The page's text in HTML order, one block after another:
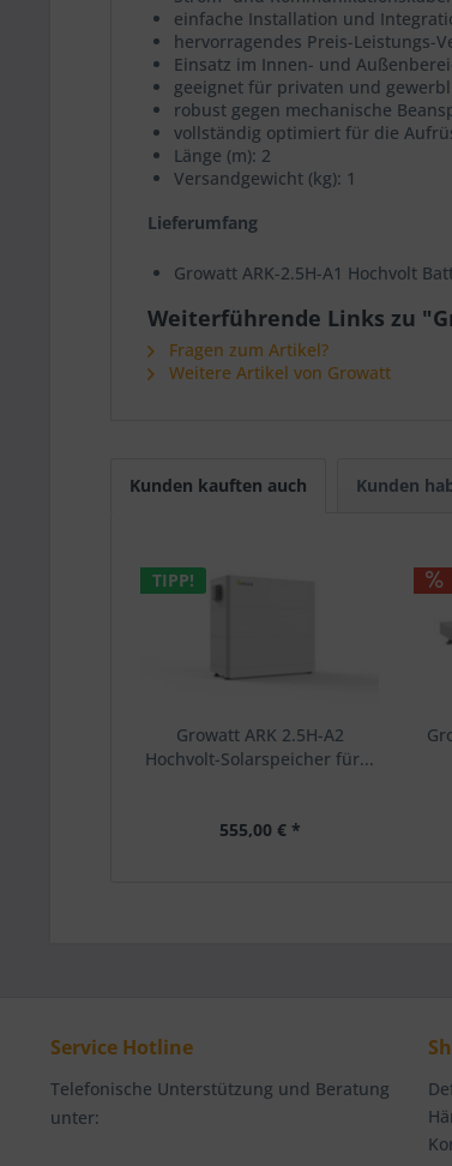
einfache Installation und
hervorragendes Preis-Leistungs-
Einsatz im Innen- und
geeignet für privaten und
robust gegen mechanische
vollständig optimiert für die
Länge (m): 2
Versandgewicht (kg): 1
Lieferumfang
Growatt ARK-2.5H-A1 Hochvolt
Weiterführende Links zu
Fragen zum Artikel?
Weitere Artikel von Growatt
Kunden kauften auch Kunden
TIPP!
Growatt ARK 2.5H-A2
Hochvolt-Solarspeicher für...
555,00 € *
Service Hotline
Telefonische Unterstützung und Beratung
unter: